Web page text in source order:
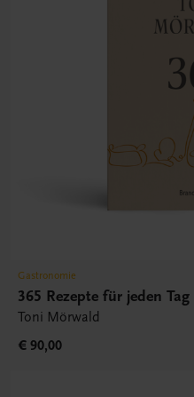
Gastronomie
365 Rezepte für jeden Tag
Toni Mörwald
€ 90,00